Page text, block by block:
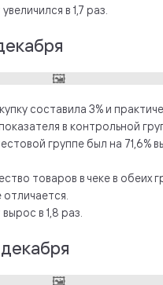
в 1,7 раз.
составила 3% и
в контрольной
группе был на 71,6%
товаров в чеке в обеих
в 1,8 раз.